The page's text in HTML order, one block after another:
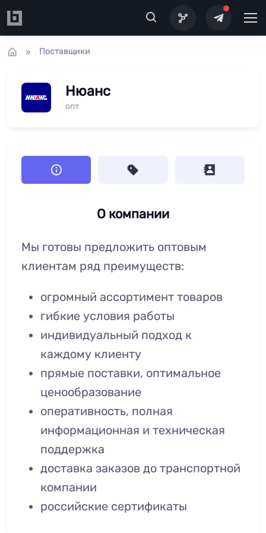
Поставщики
Нюанс
опт
О компании
Мы готовы предложить оптовым
клиентам ряд преимуществ:
огромный ассортимент товаров
гибкие условия работы
индивидуальный подход к
каждому клиенту
прямые поставки, оптимальное
ценообразование
оперативность, полная
информационная и техническая
поддержка
доставка заказов до транспортной
компании
российские сертификаты